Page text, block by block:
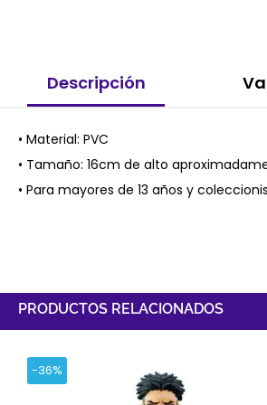
Descripción
• Material: PVC
• Tamaño: 16cm de alto
• Para mayores de 13 años y
PRODUCTOS RELACIONADOS
-36%